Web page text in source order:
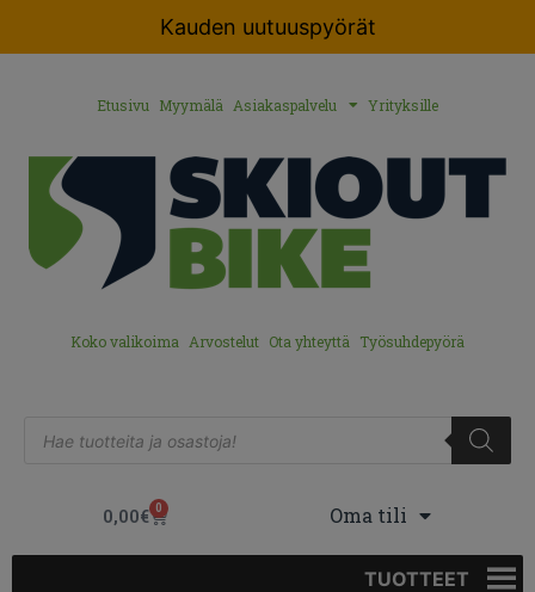
Kauden uutuuspyörät
Etusivu Myymälä Asiakaspalvelu Yrityksille
Koko valikoima Arvostelut Ota yhteyttä Työsuhdepyörä
0,00€ 0 Oma tili
TUOTTEET